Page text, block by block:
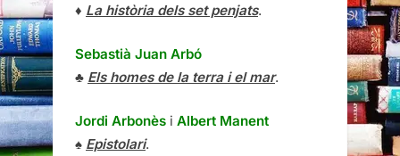
♦ La història dels set penjats.
Sebastià Juan Arbó
♣ Els homes de la terra i el mar.
Jordi Arbonès i Albert Manent
♠ Epistolari.